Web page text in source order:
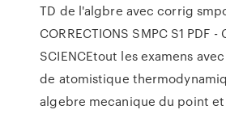
TD de l'algbre avec corrig
CORRECTIONS SMPC S1 PDF -
SCIENCEtout les examens
de atomistique
algebre mecanique du point